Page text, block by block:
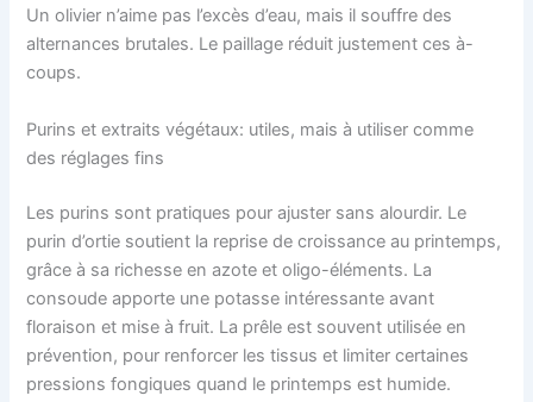
Un olivier n’aime pas l’excès d’eau, mais il souffre des
alternances brutales. Le paillage réduit justement ces à-
coups.
Purins et extraits végétaux: utiles, mais à utiliser comme
des réglages fins
Les purins sont pratiques pour ajuster sans alourdir. Le
purin d’ortie soutient la reprise de croissance au printemps,
grâce à sa richesse en azote et oligo-éléments. La
consoude apporte une potasse intéressante avant
floraison et mise à fruit. La prêle est souvent utilisée en
prévention, pour renforcer les tissus et limiter certaines
pressions fongiques quand le printemps est humide.